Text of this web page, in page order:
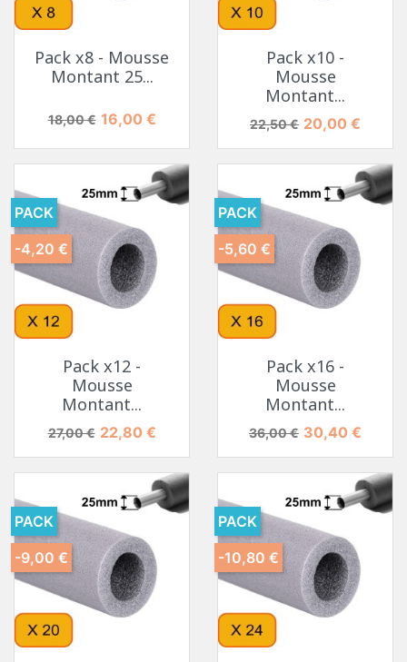
Pack x8 - Mousse
Montant 25...
Prix de base
18,00 € Prix
16,00 €
Pack x10 -
Mousse
Montant...
Prix de base
22,50 € Prix
20,00 €
Pack x12 -
Mousse
Montant...
Prix de base
27,00 € Prix
22,80 €
PACK
-4,20 €
Pack x16 -
Mousse
Montant...
Prix de base
36,00 € Prix
30,40 €
PACK
-5,60 €
PACK
-9,00 €
PACK
-10,80 €